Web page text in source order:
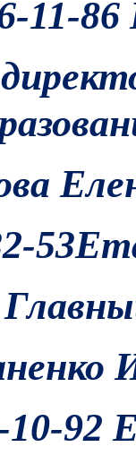
11-
53
10-92